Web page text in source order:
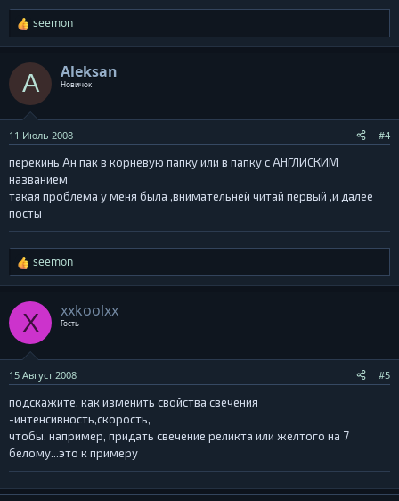
Р
е
а
и
:
seemon
A Aleksan
Новичок
11 Июль 2008 #4
перекинь Ан пак в корневую папку или в папку с АНГЛИСКИМ
названием
такая проблема у меня была ,внимательней читай первый ,и далее
посты
Р
е
а
и
:
seemon
X xxkoolxx
Гость
15 Август 2008 #5
подскажите, как изменить свойства свечения
-интенсивность,скорость,
чтобы, например, придать свечение реликта или желтого на 7
белому...это к примеру